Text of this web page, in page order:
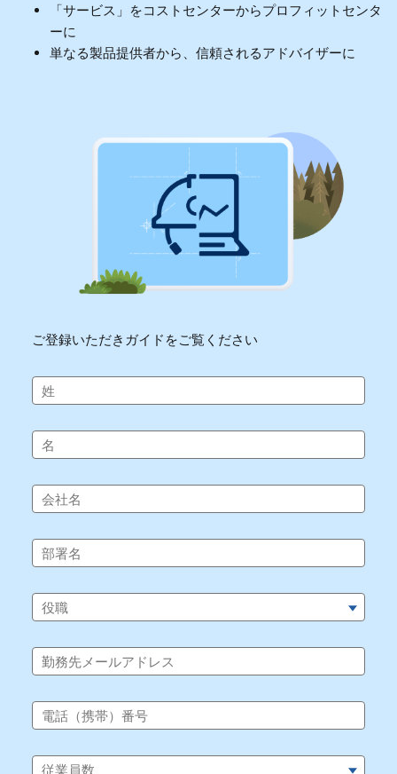
「サービス」をコストセンターからプロフィットセンタ
ーに
単なる製品提供者から、信頼されるアドバイザーに
ご登録いただきガイドをご覧ください
姓
名
会社名
部署名
役職
勤務先メールアドレス
電話（携帯）番号
従業員数